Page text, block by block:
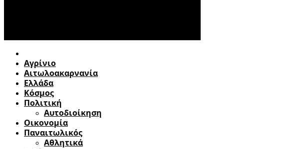
Αγρίνιο
Αιτωλοακαρνανία
Ελλάδα
Κόσμος
Πολιτική
Αυτοδιοίκηση
Οικονομία
Παναιτωλικός
Αθλητικά